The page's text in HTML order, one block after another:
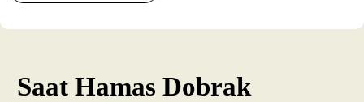
Saat Hamas Dobrak